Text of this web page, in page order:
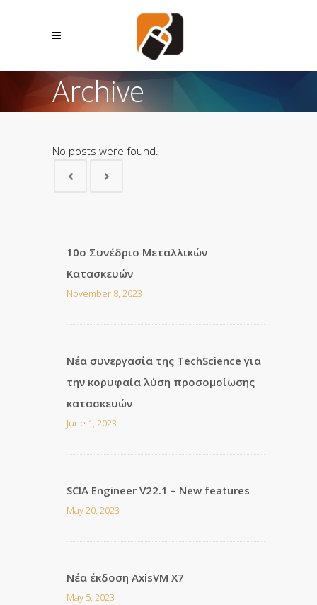
Archive
No posts were found.
10o Συνέδριο Μεταλλικών
Κατασκευών
November 8, 2023
Νέα συνεργασία της TechScience για
την κορυφαία λύση προσομοίωσης
κατασκευών
June 1, 2023
SCIA Engineer V22.1 – New features
May 20, 2023
Νέα έκδοση AxisVM X7
May 5, 2023